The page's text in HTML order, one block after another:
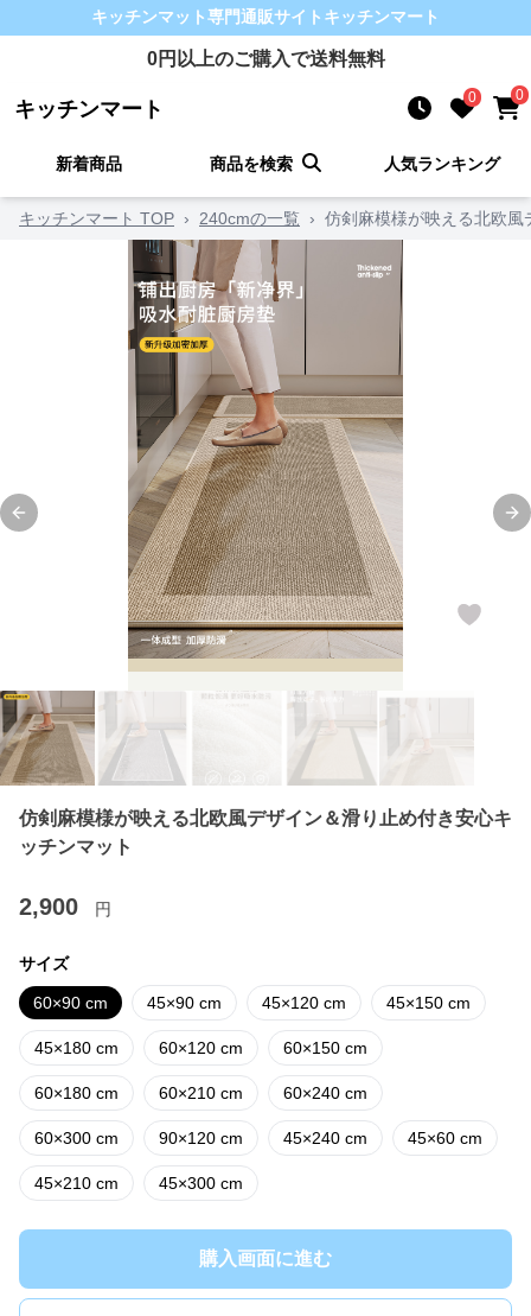
キッチンマット専門通販サイト キッチンマート
0円以上のご購入で送料無料
キッチンマート 0 0
新着商品 商品を検索 人気ランキング
キッチンマート TOP › 240cmの一覧 › 仿剣麻模様が映える北欧
Previous slide
仿剣麻模様が映える北欧風デザイン＆滑り止め付き安心キ
ッチンマット
2,900 円
サイズ
60×90 cm 45×90 cm 45×120 cm 45×150 cm
45×180 cm 60×120 cm 60×150 cm
60×180 cm 60×210 cm 60×240 cm
60×300 cm 90×120 cm 45×240 cm 45×60 cm
45×210 cm 45×300 cm
購入画面に進む